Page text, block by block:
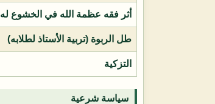
أثر فقه عظمة الله في الخشوع له
طل الربوة (تربية الأستاذ لطلابه)
التزكية
سياسة شرعية